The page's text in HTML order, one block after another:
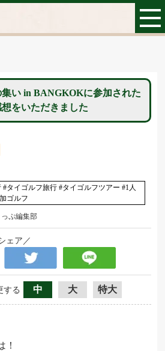
集い in BANGKOKに参加された
をいただきました
#タイゴルフ旅行 #タイゴルフツアー #1人
ゴルフ
ぷ編集部
ェア／
する 中 大 特大
！